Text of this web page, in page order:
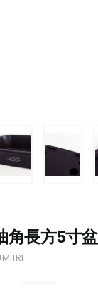
角長方5寸